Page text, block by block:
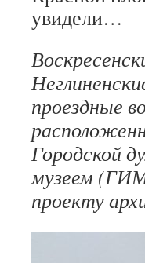
увидели…
проездные
Городской
музеем
проекту